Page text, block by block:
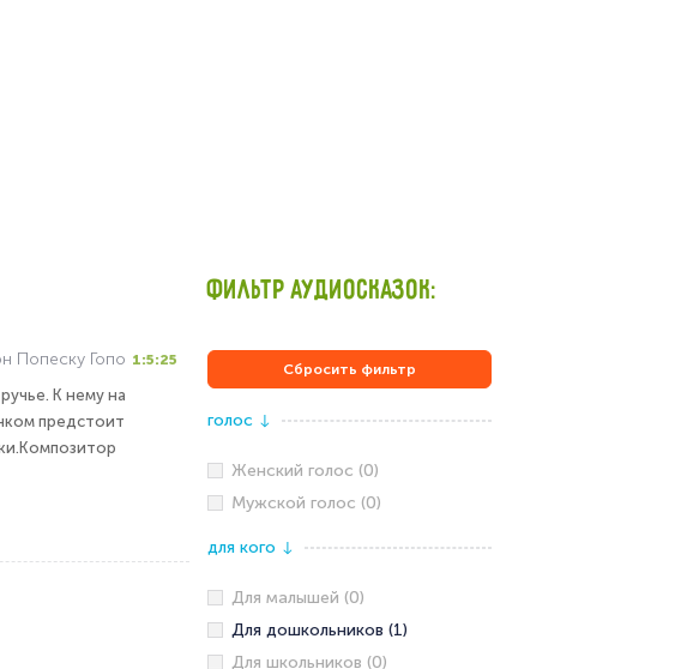
Попеску Гопо 1:5:25
К нему на
предстоит
ФИЛЬТР АУДИОСКАЗОК:
Сбросить фильтр
голос ↓
Женский голос (0)
Мужской голос (0)
для кого ↓
Для малышей (0)
Для дошкольников (1)
Для школьников (0)